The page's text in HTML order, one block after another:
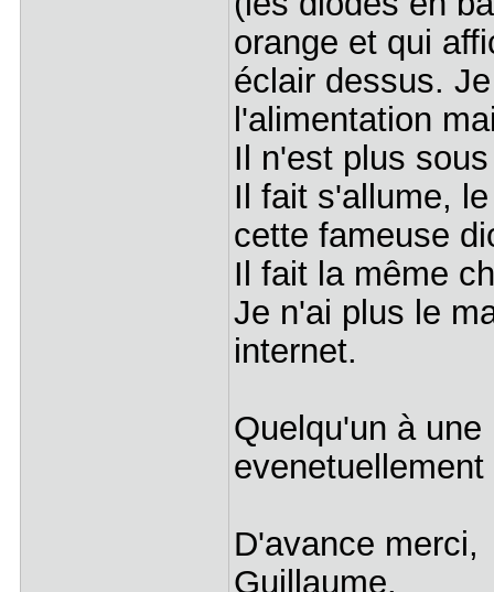
orange et qui
éclair dessus.
l'alimentation
Il n'est plus
Il fait s'allume,
cette fameuse
Il fait la même
Je n'ai plus le
internet.
Quelqu'un à
D'avance merci,
Guillaume.